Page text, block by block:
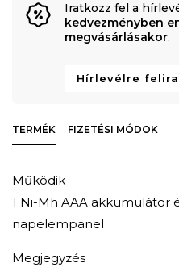
Iratkozz fel a
kedvezményben
megvásárlásakor.
Hírlevélre
TERMÉK FIZETÉSI MÓDOK
Működik
1 Ni-Mh AAA akkumulátor
napelempanel
Megjegyzés